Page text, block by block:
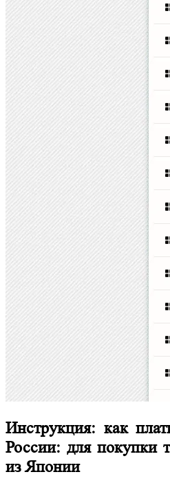
Инструкция: как
России: для покупки
из Японии